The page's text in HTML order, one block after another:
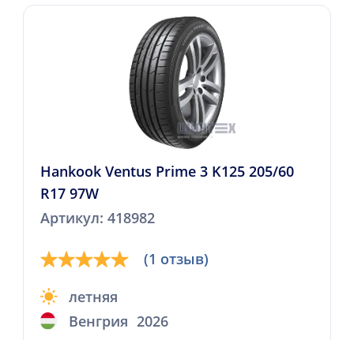
Hankook Ventus Prime 3 K125 205/60
R17 97W
Артикул: 418982
(1 отзыв)
летняя
Венгрия 2026